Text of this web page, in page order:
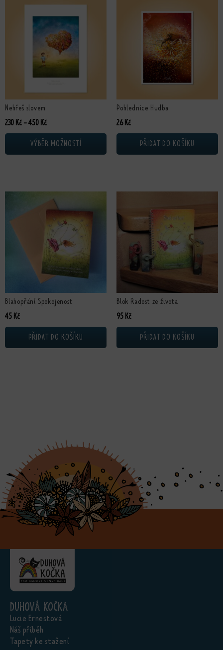
Nehřeš slovem
230 Kč –450 KčRozpětí cen: 230 Kč až 450 Kč
VÝBĚR MOŽNOSTÍ
Tento produkt má více variant. Možnosti lze vybrat na stránce produktu
Pohlednice Hudba
26Kč
PŘIDAT DO KOŠÍKU
Blahopřání Spokojenost
45 Kč
PŘIDAT DO KOŠÍKU
Blok Radost ze života
95 Kč
PŘIDAT DO KOŠÍKU
Duhová kočka
Lucie Ernestová
Náš příběh
Tapety ke stažení